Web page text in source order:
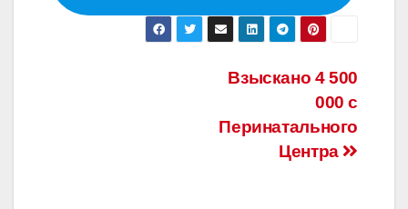
Взыскано 4 500
000 с
Перинатального
Центра